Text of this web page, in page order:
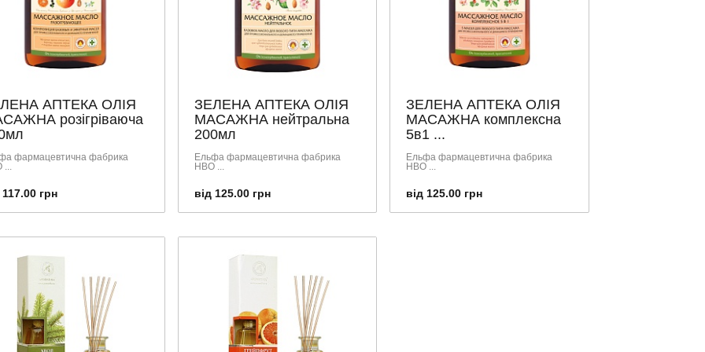
АПТЕКА ОЛІЯ
розігріваюча
фармацевтична фабрика
117.00 грн
ЗЕЛЕНА АПТЕКА ОЛІЯ
МАСАЖНА нейтральна
200мл
Ельфа фармацевтична фабрика
НВО ...
від 125.00 грн
ЗЕЛЕНА АПТЕКА ОЛІЯ
МАСАЖНА комплексна
5в1 ...
Ельфа фармацевтична фабрика
НВО ...
від 125.00 грн